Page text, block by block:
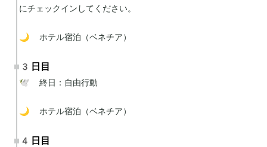
にチェックインしてください。
🌙 ホテル宿泊（ベネチア）
3日目
🕊 終日：自由行動
🌙 ホテル宿泊（ベネチア）
4日目